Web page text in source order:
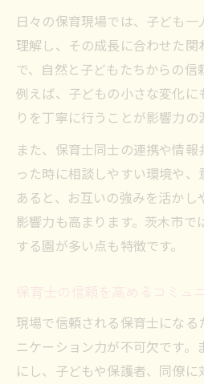
日々の保育現場では、子ども
理解し、その成長に合わせた関
で、自然と子どもたちからの信
例えば、子どもの小さな変化に
りを丁寧に行うことが影響力の
また、保育士同士の連携や情
った時に相談しやすい環境や
あると、お互いの強みを活か
影響力も高まります。茨木市で
する園が多い点も特徴です。
保育士の信頼を高めるコミュ
現場で信頼される保育士にな
ニケーション力が不可欠です。
にし、子どもや保護者、同僚